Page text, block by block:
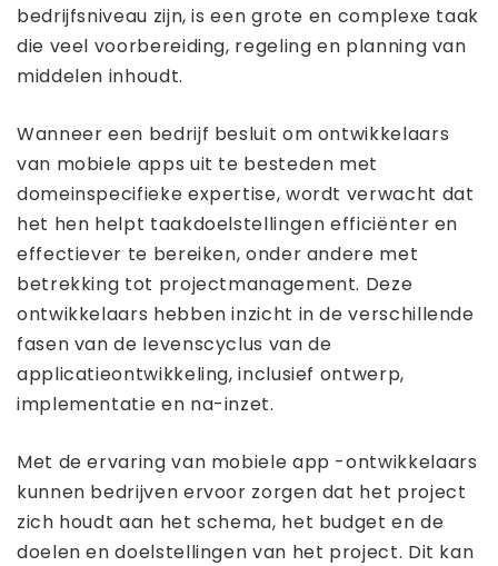
bedrijfsniveau zijn, is een grote en complexe taak
die veel voorbereiding, regeling en planning van
middelen inhoudt.
Wanneer een bedrijf besluit om ontwikkelaars
van mobiele apps uit te besteden met
domeinspecifieke expertise, wordt verwacht dat
het hen helpt taakdoelstellingen efficiënter en
effectiever te bereiken, onder andere met
betrekking tot projectmanagement. Deze
ontwikkelaars hebben inzicht in de verschillende
fasen van de levenscyclus van de
applicatieontwikkeling, inclusief ontwerp,
implementatie en na-inzet.
Met de ervaring van mobiele app -ontwikkelaars
kunnen bedrijven ervoor zorgen dat het project
zich houdt aan het schema, het budget en de
doelen en doelstellingen van het project. Dit kan